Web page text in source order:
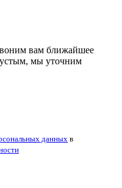
вам ближайшее
мы уточним
данных в